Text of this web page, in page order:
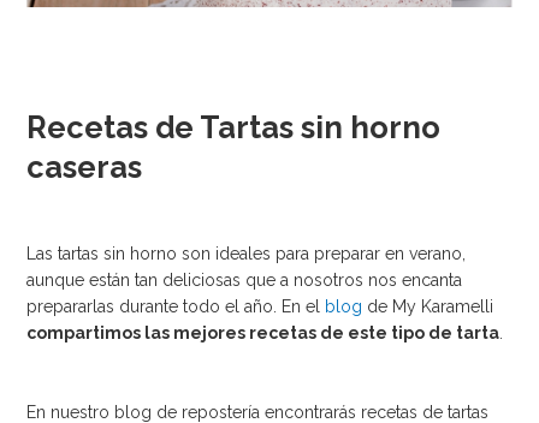
Recetas de Tartas sin horno
caseras
Las tartas sin horno son ideales para preparar en verano,
aunque están tan deliciosas que a nosotros nos encanta
prepararlas durante todo el año. En el blog de My Karamelli
compartimos las mejores recetas de este tipo de tarta.
En nuestro blog de repostería encontrarás recetas de tartas